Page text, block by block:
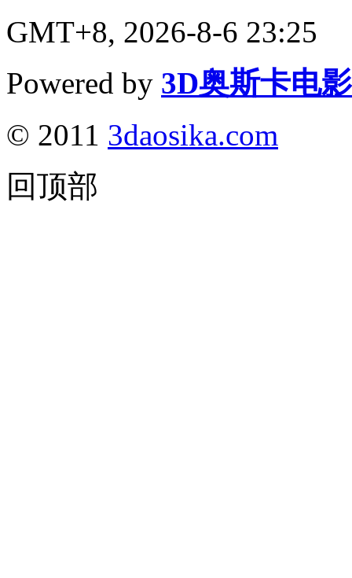
GMT+8, 2026-8-6 23:25
Powered by 3D奥斯卡电
© 2011 3daosika.com
回顶部